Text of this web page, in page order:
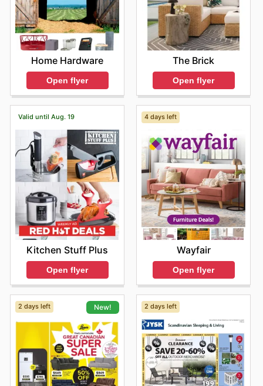
Home Hardware
Open flyer
The Brick
Open flyer
Valid until Aug. 19
Kitchen Stuff Plus
Open flyer
4 days left
Wayfair
Open flyer
2 days left New! 2 days left